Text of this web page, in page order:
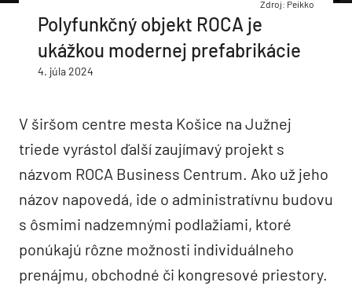
Zdroj: Peikko
Polyfunkčný objekt ROCA je
ukážkou modernej prefabrikácie
4. júla 2024
V širšom centre mesta Košice na Južnej
triede vyrástol ďalší zaujímavý projekt s
názvom ROCA Business Centrum. Ako už jeho
názov napovedá, ide o administratívnu budovu
s ôsmimi nadzemnými podlažiami, ktoré
ponúkajú rôzne možnosti individuálneho
prenájmu, obchodné či kongresové priestory.